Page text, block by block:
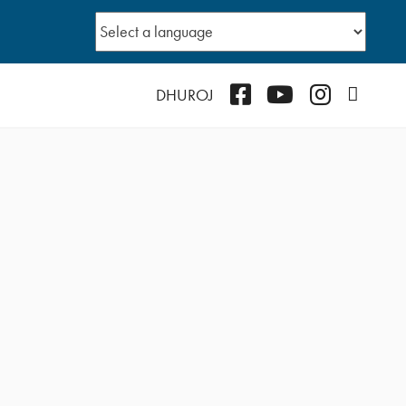
DHUROJ FacebookYouTubeInstagram